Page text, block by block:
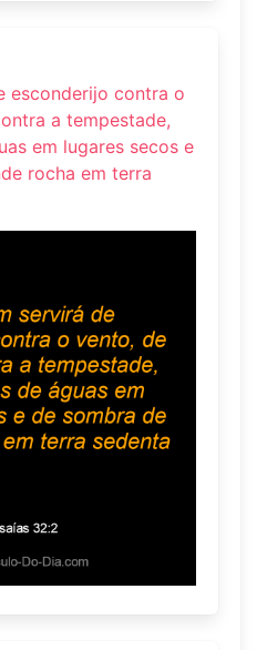
esconderijo contra o
a tempestade,
em lugares secos e
rocha em terra